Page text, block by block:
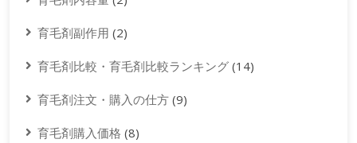
育毛剤副作用 (2)
育毛剤比較・育毛剤比較ランキング (14)
育毛剤注文・購入の仕方 (9)
育毛剤購入価格 (8)